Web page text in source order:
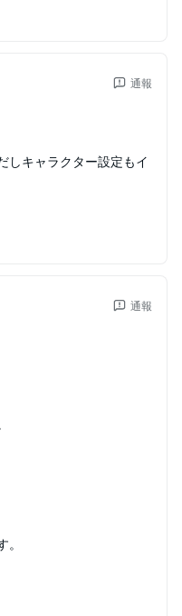
通報
しキャラクター設定もイ
通報